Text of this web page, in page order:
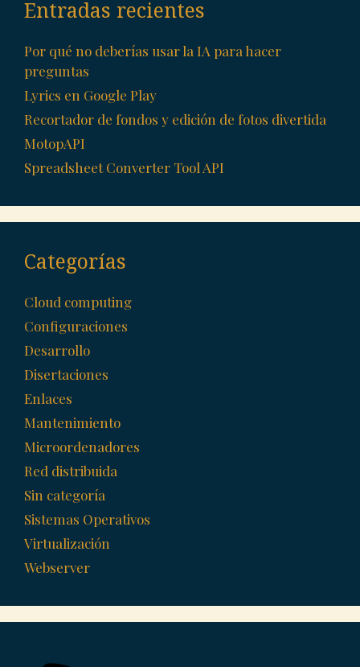
Entradas recientes
Por qué no deberías usar la IA para hacer
preguntas
Lyrics en Google Play
Recortador de fondos y edición de fotos divertida
MotopAPI
Spreadsheet Converter Tool API
Categorías
Cloud computing
Configuraciones
Desarrollo
Disertaciones
Enlaces
Mantenimiento
Microordenadores
Red distribuida
Sin categoría
Sistemas Operativos
Virtualización
Webserver